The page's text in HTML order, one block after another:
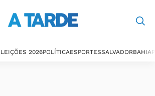
2026POLÍTICAESPORTESSALVADORBAHIA